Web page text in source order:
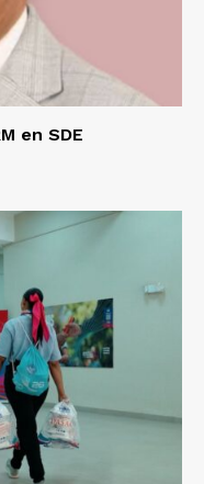
en SDE